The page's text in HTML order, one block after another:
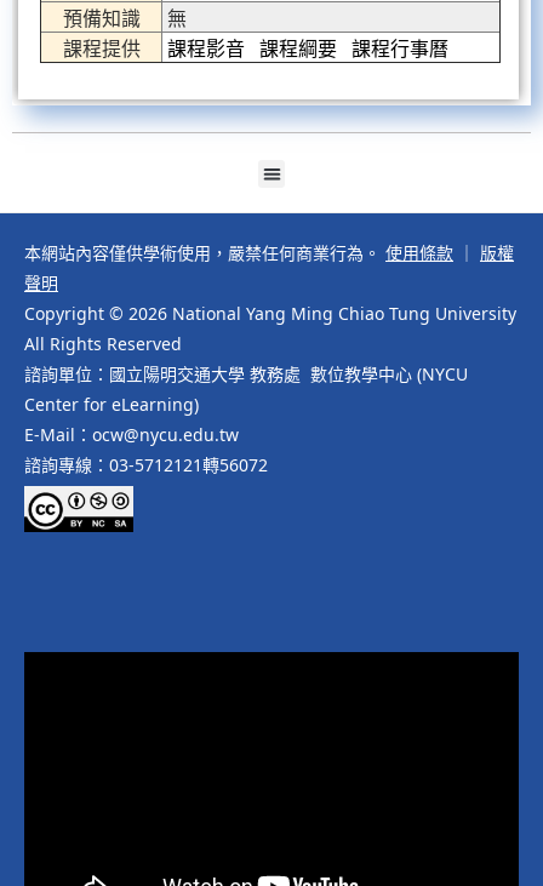
預備知識
無
課程提供
課程影音 課程綱要 課程行事曆
本網站內容僅供學術使用，嚴禁任何商業行為。 使用條款 ｜ 版權
聲明
Copyright © 2026 National Yang Ming Chiao Tung University
All Rights Reserved
諮詢單位：國立陽明交通大學 教務處 數位教學中心 (NYCU
Center for eLearning)
E-Mail：ocw@nycu.edu.tw
諮詢專線：03-5712121轉56072